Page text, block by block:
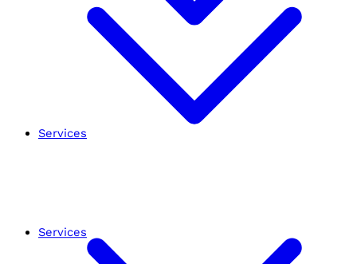
Services
Services